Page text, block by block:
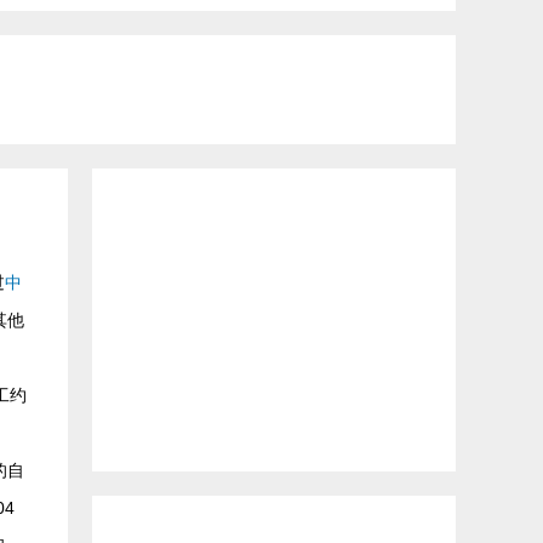
中
他
约
自